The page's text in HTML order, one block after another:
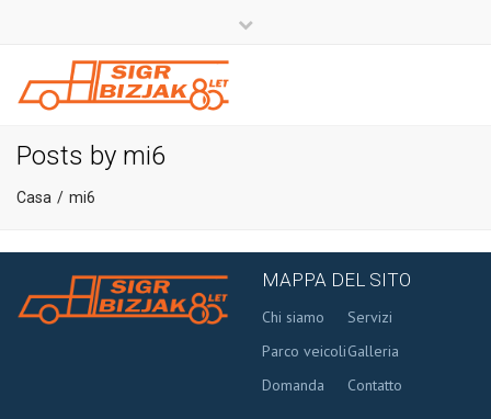
Posts by mi6
Casa mi6
MAPPA DEL SITO
Chi siamo
Servizi
Parco veicoliGalleria
Domanda
Contatto